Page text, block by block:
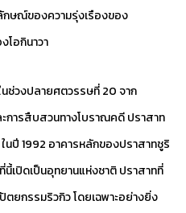
ษณ์ของความรุ่งเรืองของ
โอกินาวา
ช่วงปลายศตวรรษที่ 20 จาก
การสืบสวนทางโบราณคดี ปราสาท
ปี 1992 อาคารหลักของปราสาทชูริ
เปิดเป็นอุทยานแห่งชาติ ปราสาทที่
ยกรรมริวกิว โดยเฉพาะอย่างยิ่ง